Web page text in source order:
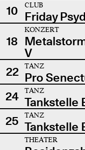
10
CLUB
Friday
18
KONZERT
V
22
TANZ
Pro
24
TANZ
Tankstelle
25
TANZ
Tankstelle
THEATER